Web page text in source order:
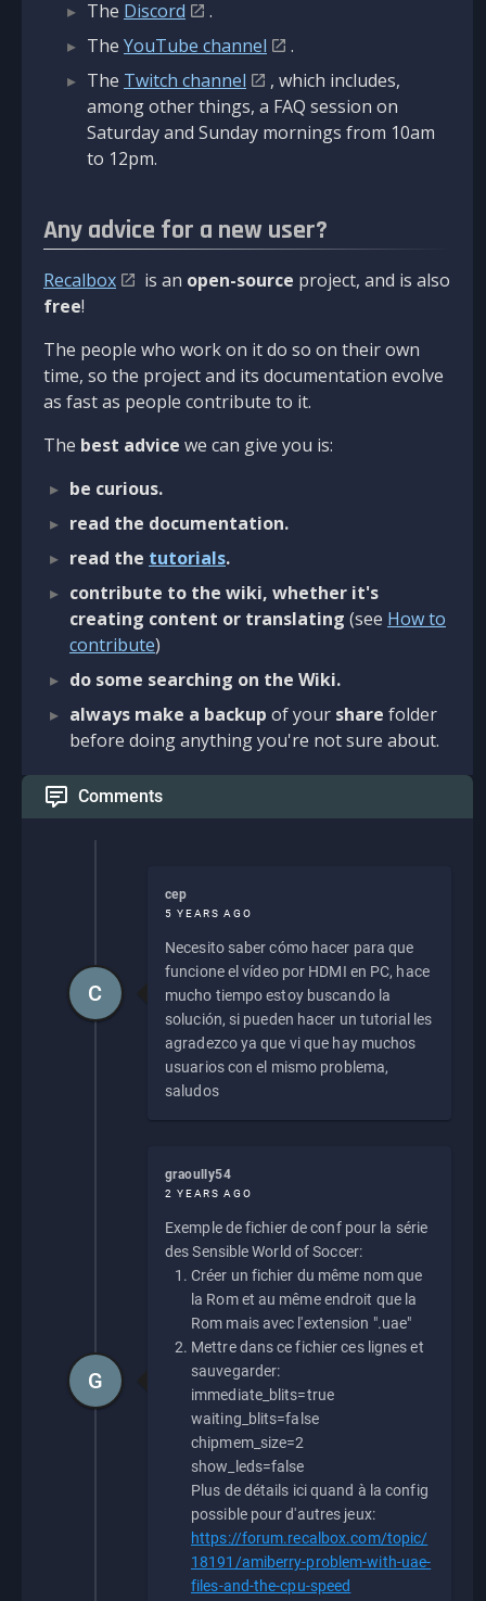
The Discord
.
The YouTube channel
.
The Twitch channel
, which includes,
among other things, a FAQ session on
Saturday and Sunday mornings from 10am
to 12pm.
Any advice for a new user?
Recalbox is an open-source project, and is also
free!
The people who work on it do so on their own
time, so the project and its documentation evolve
as fast as people contribute to it.
The best advice we can give you is:
be curious.
read the documentation.
read the tutorials.
contribute to the wiki, whether it's
creating content or translating (see How to
contribute)
do some searching on the Wiki.
always make a backup of your share folder
before doing anything you're not sure about.
Comments
cep
5 YEARS AGO
Necesito saber cómo hacer para que
funcione el vídeo por HDMI en PC, hace
mucho tiempo estoy buscando la
solución, si pueden hacer un tutorial les
agradezco ya que vi que hay muchos
usuarios con el mismo problema,
saludos
C
graoully54
2 YEARS AGO
Exemple de fichier de conf pour la série
des Sensible World of Soccer:
Créer un fichier du même nom que
la Rom et au même endroit que la
Rom mais avec l'extension ".uae"
Mettre dans ce fichier ces lignes et
sauvegarder:
immediate_blits=true
waiting_blits=false
chipmem_size=2
show_leds=false
Plus de détails ici quand à la config
possible pour d'autres jeux:
https://forum.recalbox.com/topic/
18191/amiberry-problem-with-uae-
files-and-the-cpu-speed
G